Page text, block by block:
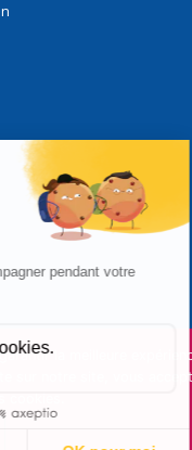
la meilleure
sur notre site, vous